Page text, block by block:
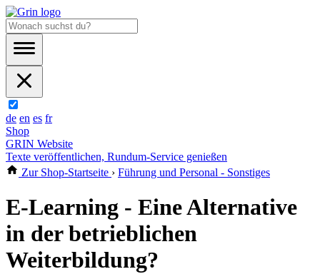
de en es fr
Shop
GRIN Website
Texte veröffentlichen, Rundum-Service genießen
Zur Shop-Startseite › Führung und Personal - Sonstiges
E-Learning - Eine Alternative
in der betrieblichen
Weiterbildung?